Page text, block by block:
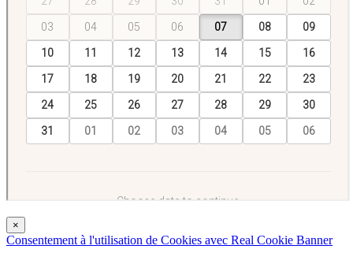
×
Consentement à l'utilisation de Cookies avec Real Cookie Banner